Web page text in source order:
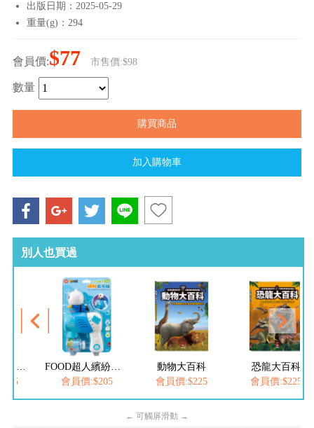
出版日期：2025-05-29
重量(g)：294
會員價:$77 市售價:$98
數量
別人也買過
會員價:$205
動物大百科
會員價:$225
恐龍大百科
會員價:$225
← 可觸屏滑動 →